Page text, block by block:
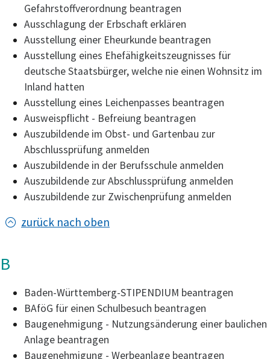
Gefahrstoffverordnung beantragen
Ausschlagung der Erbschaft erklären
Ausstellung einer Eheurkunde beantragen
Ausstellung eines Ehefähigkeitszeugnisses für
deutsche Staatsbürger, welche nie einen Wohnsitz im
Inland hatten
Ausstellung eines Leichenpasses beantragen
Ausweispflicht - Befreiung beantragen
Auszubildende im Obst- und Gartenbau zur
Abschlussprüfung anmelden
Auszubildende in der Berufsschule anmelden
Auszubildende zur Abschlussprüfung anmelden
Auszubildende zur Zwischenprüfung anmelden
zurück nach oben
B
Baden-Württemberg-STIPENDIUM beantragen
BAföG für einen Schulbesuch beantragen
Baugenehmigung - Nutzungsänderung einer baulichen
Anlage beantragen
Baugenehmigung - Werbeanlage beantragen